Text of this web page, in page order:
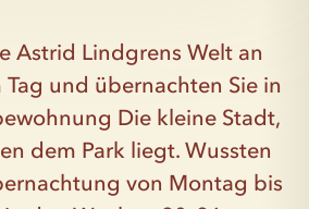
Astrid Lindgrens Welt an
Tag und übernachten Sie in
Die kleine Stadt,
dem Park liegt. Wussten
von Montag bis